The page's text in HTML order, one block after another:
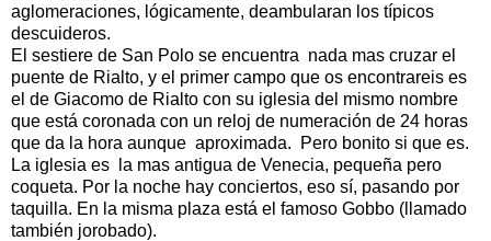
aglomeraciones, lógicamente, deambularan los típicos
descuideros.
El sestiere de San Polo se encuentra nada mas cruzar el
puente de Rialto, y el primer campo que os encontrareis es
el de Giacomo de Rialto con su iglesia del mismo nombre
que está coronada con un reloj de numeración de 24 horas
que da la hora aunque aproximada. Pero bonito si que es.
La iglesia es la mas antigua de Venecia, pequeña pero
coqueta. Por la noche hay conciertos, eso sí, pasando por
taquilla. En la misma plaza está el famoso Gobbo (llamado
también jorobado).